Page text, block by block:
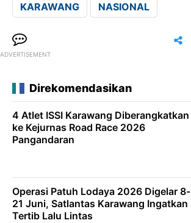
KARAWANG NASIONAL
ADVERTISEMENT
Direkomendasikan
4 Atlet ISSI Karawang Diberangkatkan
ke Kejurnas Road Race 2026
Pangandaran
Operasi Patuh Lodaya 2026 Digelar 8-
21 Juni, Satlantas Karawang Ingatkan
Tertib Lalu Lintas